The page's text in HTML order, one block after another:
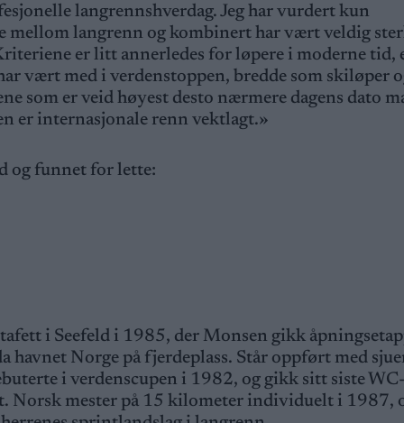
langrennshverdag. Jeg har vurdert kun
mellom langrenn og kombinert har vært veldig
er litt annerledes for løpere i moderne tid,
vært med i verdenstoppen, bredde som skiløper
som er veid høyest desto nærmere dagens dato
er internasjonale renn vektlagt.»
og funnet for lette:
i Seefeld i 1985, der Monsen gikk
havnet Norge på fjerdeplass. Står oppført med
i verdenscupen i 1982, og gikk sitt siste
Norsk mester på 15 kilometer individuelt i 1987,